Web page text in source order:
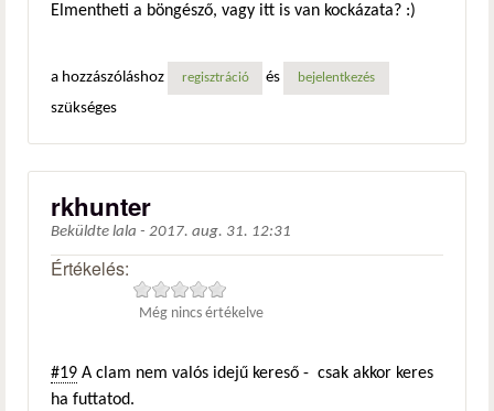
Elmentheti a böngésző, vagy itt is van kockázata? :)
a hozzászóláshoz regisztráció és bejelentkezés
szükséges
rkhunter
Beküldte lala - 2017. aug. 31. 12:31
Értékelés:
Még nincs értékelve
#19 A clam nem valós idejű kereső - csak akkor keres
ha futtatod.